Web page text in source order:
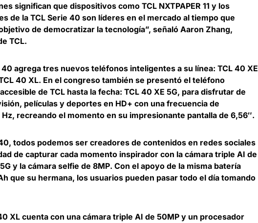
significan que dispositivos como TCL NXTPAPER 11 y los
de la TCL Serie 40 son líderes en el mercado al tiempo que
de democratizar la tecnología”, señaló Aaron Zhang,
TCL.
40 agrega tres nuevos teléfonos inteligentes a su línea: TCL 40 XE
40 XL. En el congreso también se presentó el teléfono
de TCL hasta la fecha: TCL 40 XE 5G, para disfrutar de
películas y deportes en HD+ con una frecuencia de
recreando el momento en su impresionante pantalla de 6,56″.
todos podemos ser creadores de contenidos en redes sociales
de capturar cada momento inspirador con la cámara triple AI de
y la cámara selfie de 8MP. Con el apoyo de la misma batería
que su hermana, los usuarios pueden pasar todo el día tomando
XL cuenta con una cámara triple AI de 50MP y un procesador